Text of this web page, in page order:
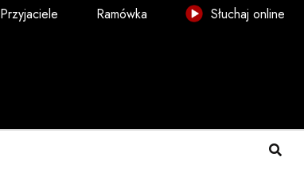
Przyjaciele Ramówka Słuchaj online